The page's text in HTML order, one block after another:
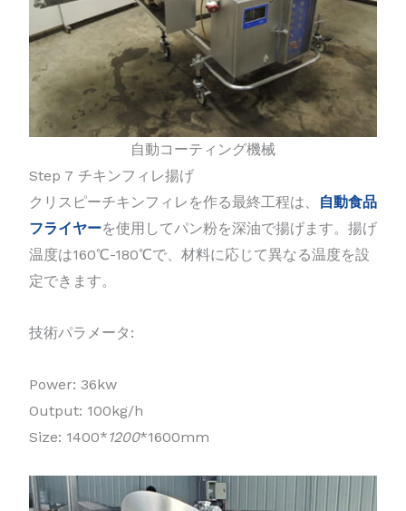
自動コーティング機械
Step 7 チキンフィレ揚げ
クリスピーチキンフィレを作る最終工程は、
自動食品
フライヤーを使用してパン粉を深油で揚げます。揚げ
温度は160℃-180℃で、材料に応じて異なる温度を設
定できます。
技術パラメータ:
Power: 36kw
Output: 100kg/h
Size: 1400*1200*1600mm